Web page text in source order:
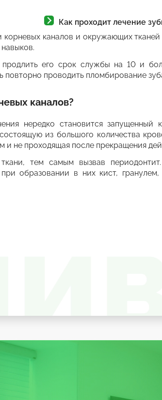
Как проходит лечение
каналов и окружающих
его срок службы на 10 и
повторно проводить пломбирование
каналов?
нередко становится запущенный
из большого количества
не проходящая после прекращения
тем самым вызвав
образовании в них кист,
который позволяет оценить
удаляют нервно-сосудистый
слюны. Удаляет все пораженные
пломбировочный материал.